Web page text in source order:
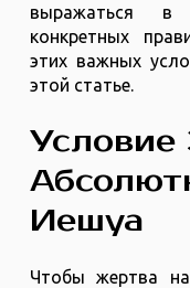
выражаться
конкретных
этих важных
этой статье.
Условие
Иешуа
Чтобы жертва